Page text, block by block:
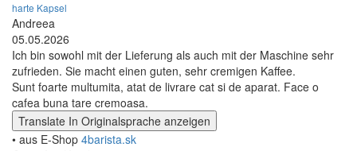
harte Kapsel
Andreea
05.05.2026
Ich bin sowohl mit der Lieferung als auch mit der Maschine sehr
zufrieden. Sie macht einen guten, sehr cremigen Kaffee.
Sunt foarte multumita, atat de livrare cat si de aparat. Face o
cafea buna tare cremoasa.
Translate In Originalsprache anzeigen
• aus E-Shop 4barista.sk